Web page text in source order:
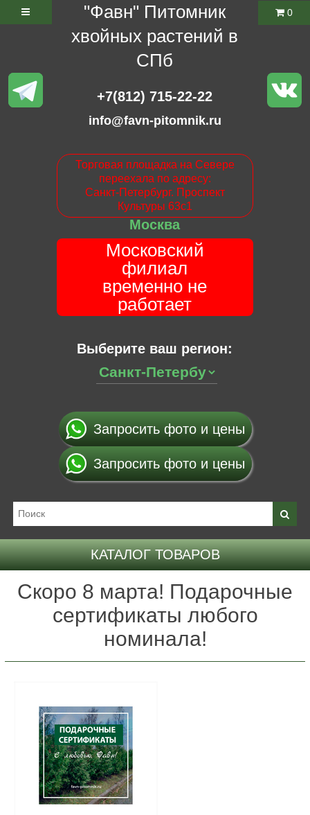
"Фавн" Питомник
хвойных растений в
СПб
+7(812) 715-22-22
info@favn-pitomnik.ru
Торговая площадка на Севере
переехала по адресу:
Санкт-Петербург. Проспект
Культуры 63с1
Москва
Московский
филиал
временно не
работает
Выберите ваш регион:
0
Запросить фото и цены
Запросить фото и цены
КАТАЛОГ ТОВАРОВ
Скоро 8 марта! Подарочные
сертификаты любого
номинала!